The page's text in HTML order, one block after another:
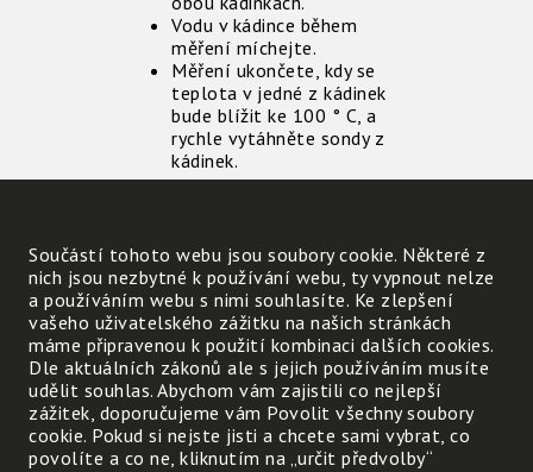
Vodu v kádince během
měření míchejte.
Měření ukončete, kdy se
teplota v jedné z kádinek
bude blížit ke 100 ° C, a
rychle vytáhněte sondy z
kádinek.
Porovnejte rychlost,
jakou se měnila teplota
vody v jednotlivých
kádince.
Jaký závěr můžeme
udělat ze získaných
výsledků?
Popřemýšlejte nad zadanými
Součástí tohoto webu jsou soubory cookie. Některé z
nich jsou nezbytné k používání webu, ty vypnout nelze
a používáním webu s nimi souhlasíte. Ke zlepšení
vašeho uživatelského zážitku na našich stránkách
máme připravenou k použití kombinaci dalších cookies.
Dle aktuálních zákonů ale s jejich používáním musíte
udělit souhlas. Abychom vám zajistili co nejlepší
zážitek, doporučujeme vám Povolit všechny soubory
cookie. Pokud si nejste jisti a chcete sami vybrat, co
povolíte a co ne, kliknutím na „určit předvolby“